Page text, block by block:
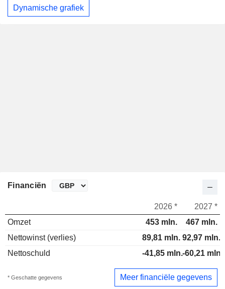
Dynamische grafiek
Financiën
2026 *
2027 *
Omzet
453 mln.
467 mln.
Nettowinst (verlies)
89,81 mln. 92,97 mln.
Nettoschuld
-41,85 mln.-60,21 mln.
* Geschatte gegevens Meer financiële gegevens